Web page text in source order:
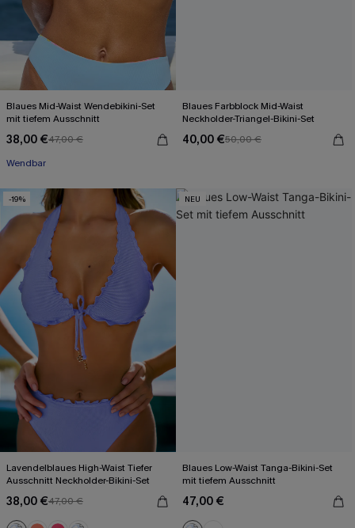
Blaues Mid-Waist Wendebikini-Set
mit tiefem Ausschnitt
38,00 €47,00 €
Wendbar
Blaues Farbblock Mid-Waist
Neckholder-Triangel-Bikini-Set
40,00 €50,00 €
-19%
Lavendelblaues High-Waist Tiefer
Ausschnitt Neckholder-Bikini-Set
38,00 €47,00 €
NEU
Blaues Low-Waist Tanga-Bikini-Set
mit tiefem Ausschnitt
47,00 €